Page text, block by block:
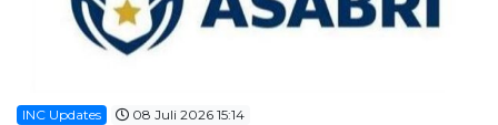
INC Updates 08 Juli 2026 15:14